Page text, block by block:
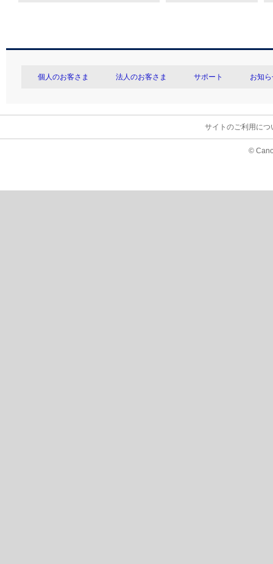
個人のお客さま 法人のお客さま サポート お知
サイトのご利用につ
©